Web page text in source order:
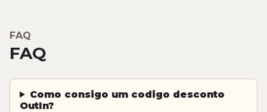
FAQ
FAQ
Como consigo um codigo desconto
OutIn?